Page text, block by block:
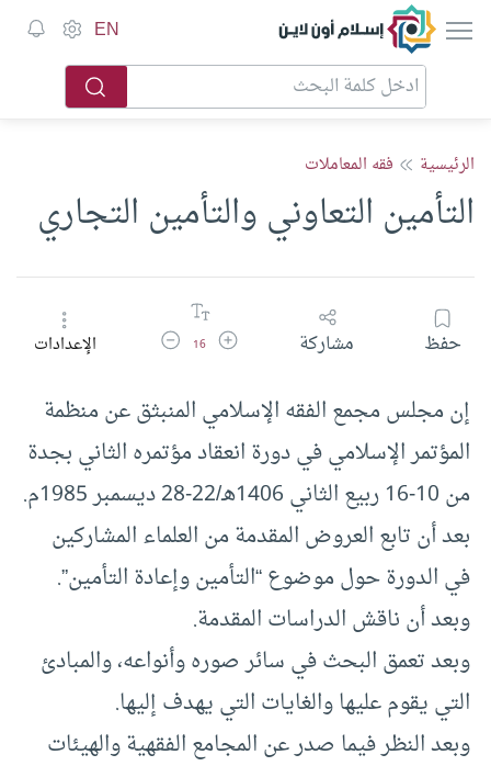
إسلام أون لاين EN
الرئيسية فقه المعاملات
التأمين التعاوني والتأمين التجاري
حفظ مشاركة زيادة حجم الخط
16 تقليل حجم الخطالإعدادات
إن مجلس مجمع الفقه الإسلامي المنبثق عن منظمة
المؤتمر الإسلامي في دورة انعقاد مؤتمره الثاني بجدة
من 10-16 ربيع الثاني 1406هـ/22-28 ديسمبر 1985م.
بعد أن تابع العروض المقدمة من العلماء المشاركين
في الدورة حول موضوع “التأمين وإعادة التأمين”.
وبعد أن ناقش الدراسات المقدمة.
وبعد تعمق البحث في سائر صوره وأنواعه، والمبادئ
التي يقوم عليها والغايات التي يهدف إليها.
وبعد النظر فيما صدر عن المجامع الفقهية والهيئات